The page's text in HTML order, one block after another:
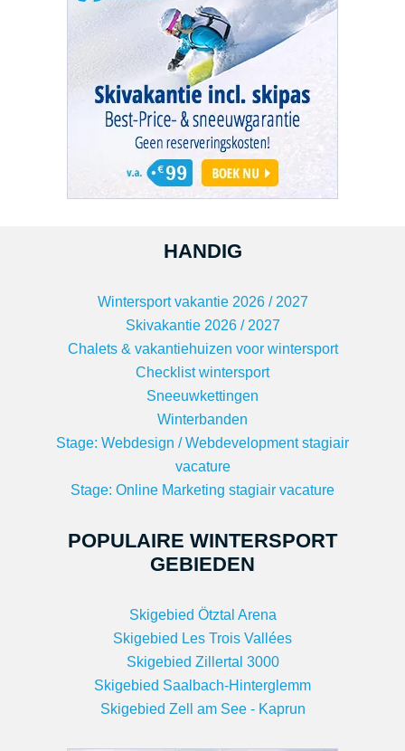
HANDIG
Wintersport vakantie 2026 / 2027
Skivakantie 2026 / 2027
Chalets & vakantiehuizen voor wintersport
Checklist wintersport
Sneeuwkettingen
Winterbanden
Stage: Webdesign / Webdevelopment stagiair
vacature
Stage: Online Marketing stagiair vacature
POPULAIRE WINTERSPORT
GEBIEDEN
Skigebied Ötztal Arena
Skigebied Les Trois Vallées
Skigebied Zillertal 3000
Skigebied Saalbach-Hinterglemm
Skigebied Zell am See - Kaprun